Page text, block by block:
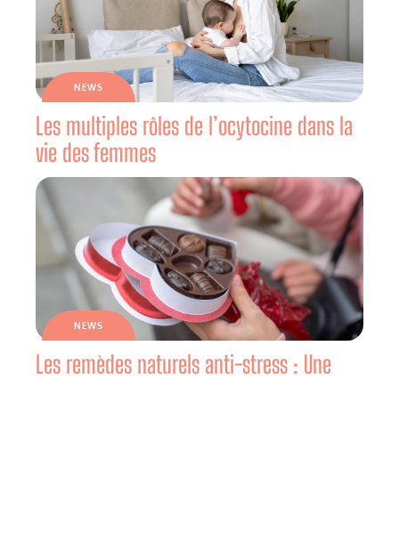
NEWS
Les multiples rôles de l’ocytocine dans la
vie des femmes
NEWS
Les remèdes naturels anti-stress : Une